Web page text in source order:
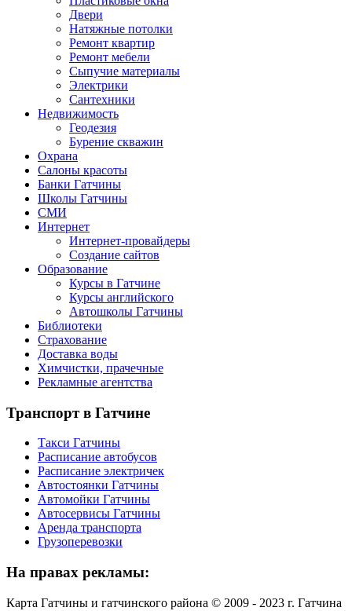
Двери
Натяжные потолки
Ремонт квартир
Ремонт мебели
Сыпучие материалы
Электрики
Сантехники
Недвижимость
Геодезия
Бурение скважин
Охрана
Салоны красоты
Банки Гатчины
Школы Гатчины
СМИ
Интернет
Интернет-провайдеры
Создание сайтов
Образование
Курсы в Гатчине
Курсы английского
Автошколы Гатчины
Библиотеки
Страхование
Доставка воды
Химчистки, прачечные
Рекламные агентства
Транспортв Гатчине
Такси Гатчины
Расписание автобусов
Расписание электричек
Автостоянки Гатчины
Автомойки Гатчины
Автосервисы Гатчины
Аренда транспорта
Грузоперевозки
На правах рекламы:
Карта Гатчины и гатчинского района © 2009 - 2023 г. Гатчина